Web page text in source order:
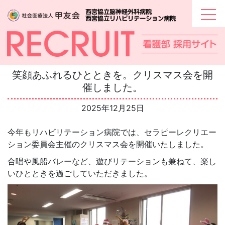
content
笑顔あふれるひとときを。クリスマス会を開
催しました。
2025年12月25日
今年もリハビリテーション病院では、セラピーレクリエー
ション委員会主催のクリスマス会を開催いたしました。
合唱や風船バレーなど、遊びリテーションも兼ねて、楽し
いひとときを過ごしていただきました。